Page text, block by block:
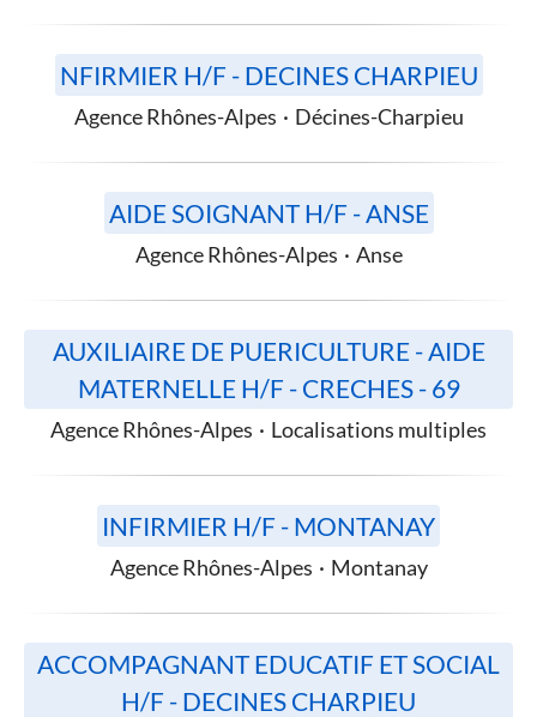
NFIRMIER H/F - DECINES CHARPIEU
Agence Rhônes-Alpes · Décines-Charpieu
AIDE SOIGNANT H/F - ANSE
Agence Rhônes-Alpes · Anse
AUXILIAIRE DE PUERICULTURE - AIDE
MATERNELLE H/F - CRECHES - 69
Agence Rhônes-Alpes · Localisations multiples
INFIRMIER H/F - MONTANAY
Agence Rhônes-Alpes · Montanay
ACCOMPAGNANT EDUCATIF ET SOCIAL
H/F - DECINES CHARPIEU